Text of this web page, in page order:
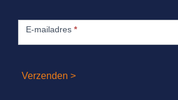
nieuwsbrief
E-mailadres *
Verzenden >